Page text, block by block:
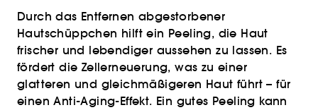
Durch das Entfernen abgestorbener
Hautschüppchen hilft ein Peeling, die Haut
frischer und lebendiger aussehen zu lassen. Es
fördert die Zellerneuerung, was zu einer
glatteren und gleichmäßigeren Haut führt – für
einen Anti-Aging-Effekt. Ein gutes Peeling kann